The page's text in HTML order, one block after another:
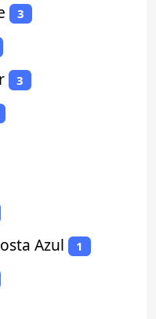
3
3
Azul 1